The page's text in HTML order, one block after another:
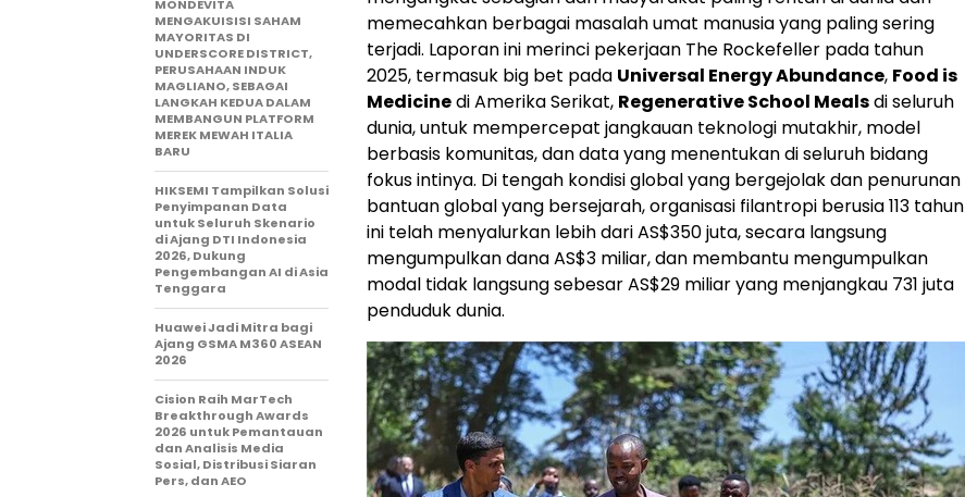
memecahkan berbagai masalah umat manusia yang paling sering
terjadi. Laporan ini merinci pekerjaan The Rockefeller pada tahun
2025, termasuk big bet pada Universal Energy Abundance, Food is
Medicinedi Amerika Serikat, Regenerative School Mealsdi seluruh
dunia, untuk mempercepat jangkauan teknologi mutakhir, model
berbasis komunitas, dan data yang menentukan di seluruh bidang
fokus intinya. Di tengah kondisi global yang bergejolak dan penurunan
bantuan global yang bersejarah, organisasi filantropi berusia 113 tahun
ini telah menyalurkan lebih dari AS$350 juta, secara langsung
mengumpulkan dana AS$3 miliar, dan membantu mengumpulkan
modal tidak langsung sebesar AS$29 miliar yang menjangkau 731 juta
penduduk dunia.
MONDEVITA
MENGAKUISISI SAHAM
MAYORITAS DI
UNDERSCORE DISTRICT,
PERUSAHAAN INDUK
MAGLIANO, SEBAGAI
LANGKAH KEDUA DALAM
MEMBANGUN PLATFORM
MEREK MEWAH ITALIA
BARU
HIKSEMI Tampilkan Solusi
Penyimpanan Data
untuk Seluruh Skenario
di Ajang DTI Indonesia
2026, Dukung
Pengembangan AI di Asia
Tenggara
Huawei Jadi Mitra bagi
Ajang GSMA M360 ASEAN
2026
Cision Raih MarTech
Breakthrough Awards
2026 untuk Pemantauan
dan Analisis Media
Sosial, Distribusi Siaran
Pers, dan AEO